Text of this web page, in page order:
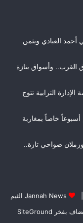
أحمد العبادي ويثمن
القرب.. وأسواق بتازة
الترابية تتوج
خاصاً بمغاربة
ضواحي تازة..
Jannah News الثيم
بفخر SiteGround